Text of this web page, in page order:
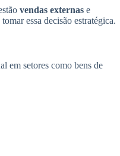
vendas externas e
essa decisão estratégica.
em setores como bens de